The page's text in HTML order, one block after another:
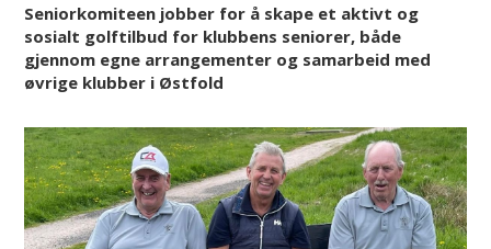
Seniorkomiteen jobber for å skape et aktivt og
sosialt golftilbud for klubbens seniorer, både
gjennom egne arrangementer og samarbeid med
øvrige klubber i Østfold